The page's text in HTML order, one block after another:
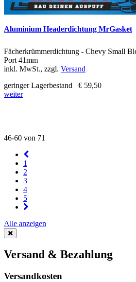
Aluminium Headerdichtung MrGasket
Fächerkrümmerdichtung - Chevy Small
Port 41mm
inkl. MwSt., zzgl. Versand
geringer Lagerbestand
€ 59,50
weiter
46-60 von 71
1
2
3
4
5
Alle anzeigen
Versand & Bezahlung
Versandkosten